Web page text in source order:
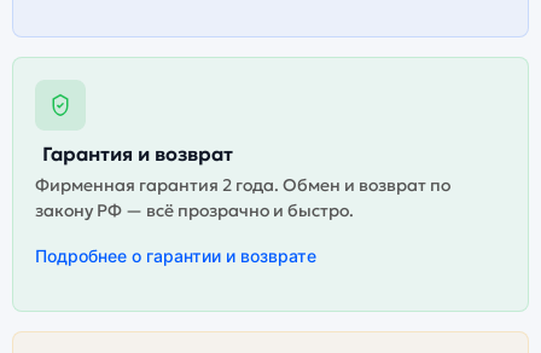
Гарантия и возврат
Фирменная гарантия 2 года. Обмен и возврат по
закону РФ — всё прозрачно и быстро.
Подробнее о гарантии и возврате